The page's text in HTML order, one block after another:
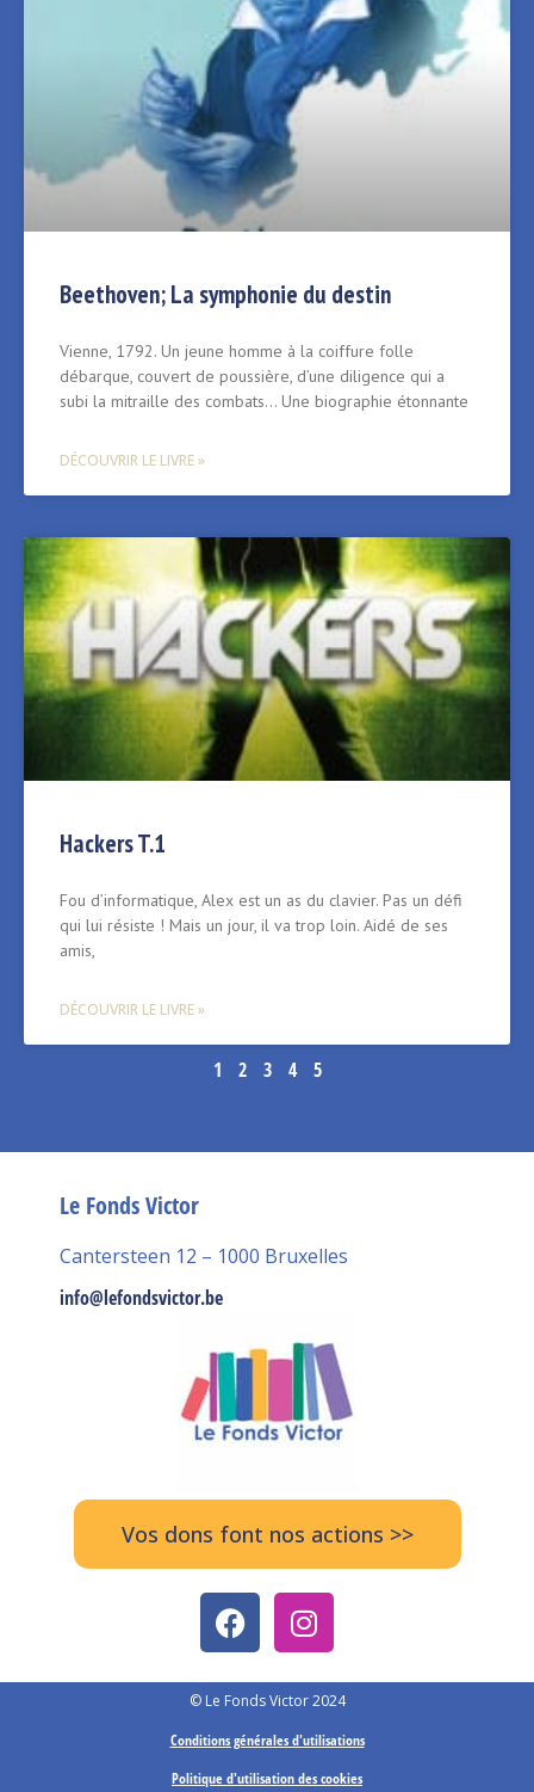
Beethoven; La symphonie du destin
Vienne, 1792. Un jeune homme à la coiffure folle
débarque, couvert de poussière, d’une diligence qui a
subi la mitraille des combats… Une biographie étonnante
DÉCOUVRIR LE LIVRE »
Hackers T.1
Fou d’informatique, Alex est un as du clavier. Pas un défi
qui lui résiste ! Mais un jour, il va trop loin. Aidé de ses
amis,
DÉCOUVRIR LE LIVRE »
1 2 3 4 5
Le Fonds Victor
Cantersteen 12 – 1000 Bruxelles
info@lefondsvictor.be
Vos dons font nos actions >>
© Le Fonds Victor 2024
Conditions générales d'utilisations
Politique d'utilisation des cookies